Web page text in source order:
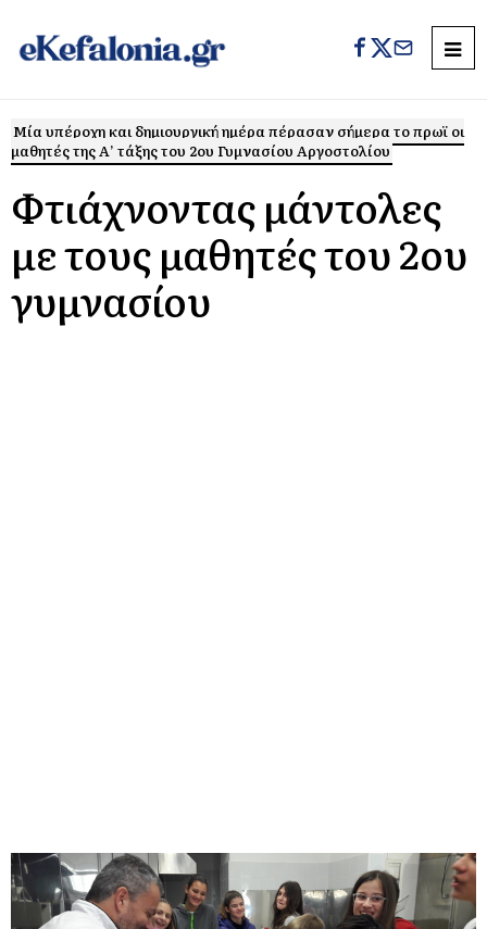
Μία υπέροχη και δημιουργική ημέρα πέρασαν σήμερα το πρωϊ οι
μαθητές της Α’ τάξης του 2ου Γυμνασίου Αργοστολίου
Φτιάχνοντας μάντολες
με τους μαθητές του 2ου
γυμνασίου